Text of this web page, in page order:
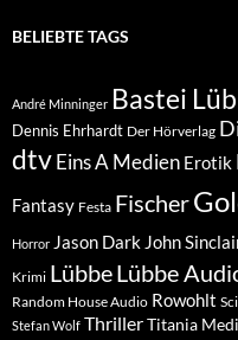
BELIEBTE TAGS
André Minninger Bastei
Dennis Ehrhardt Der Hörverlag
dtvEins A Medien Erotik
Fantasy Festa Fischer
Horror Jason Dark John
Krimi LübbeLübbe
Random House Audio Rowohlt
Stefan Wolf ThrillerTitania